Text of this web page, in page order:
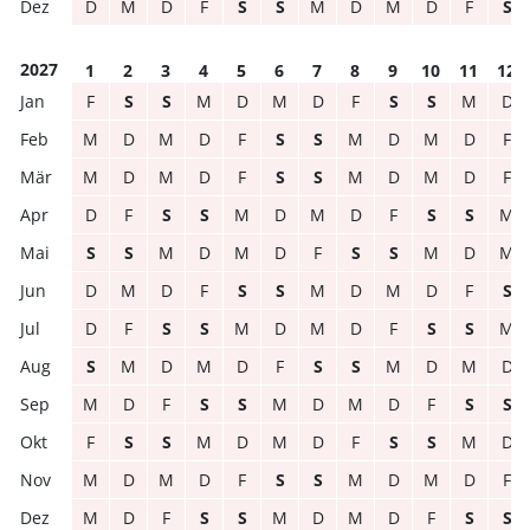
D
M D F S S M D M D F S
2027 1 2 3 4 5 6 7 8 9 10 11
12
F
S S M D M D F S S M
D
M
D M D F S S M D M D
F
M
D M D F S S M D M D
F
D
F S S M D M D F S S
M
S
S M D M D F S S M D
M
D
M D F S S M D M D F
S
D
F S S M D M D F S S
M
S
M D M D F S S M D M
D
M
D F S S M D M D F S
S
F
S S M D M D F S S M
D
M
D M D F S S M D M D
F
M
D F S S M D M D F S S